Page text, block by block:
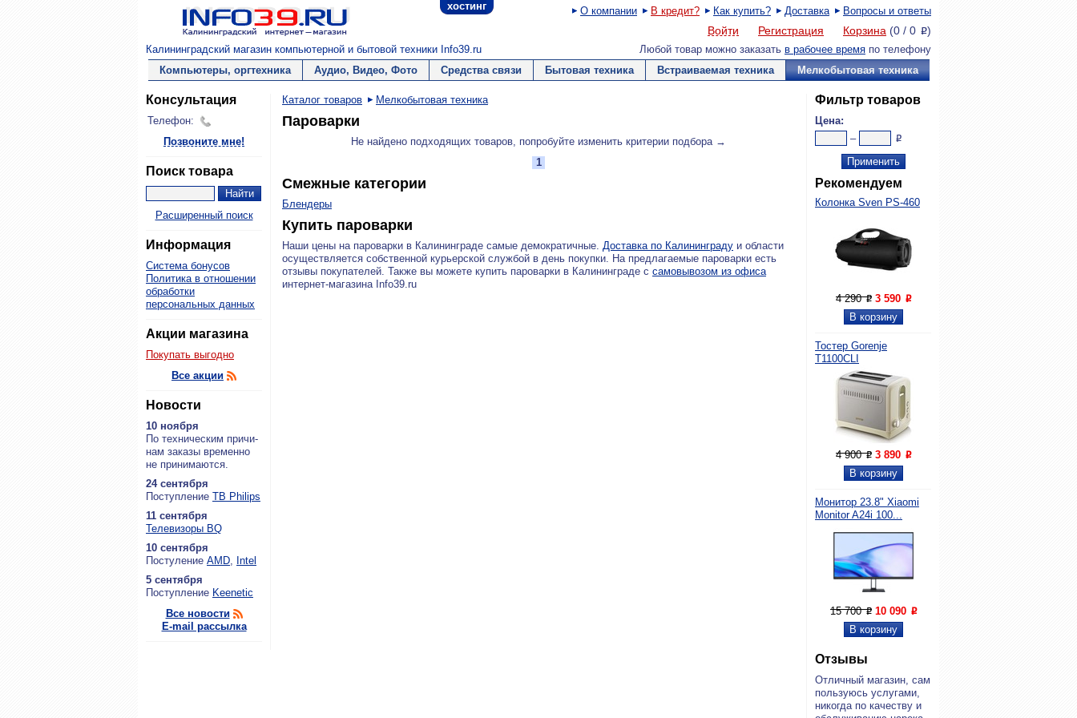
хостинг О компании В кредит? Как купить? Доставка Вопросы и ответы
Войти Регистрация Корзина (0 / 0 P)
Калининградский магазин компьютерной и бытовой техники Info39.ru Любой товар можно заказать в рабочее время по телефону
Компьютеры, оргтехника
Аудио, Видео, Фото Средства связи Бытовая техника Встраиваемая техника Мелкобытовая техника
Консультация
Телефон:
Позвоните мне!
Поиск товара
Расширенный поиск
Информация
Система бонусов
Политика в отношении
обработки
персональных данных
Акции магазина
Покупать выгодно
Все акции
Новости
10 ноября
По тех­ни­че­ским при­чи­
нам за­ка­зы вре­мен­но
не при­ни­ма­ют­ся.
24 сентября
По­ступ­ле­ние ТВ Philips
11 сентября
Теле­ви­зо­ры BQ
10 сентября
По­сту­ле­ние AMD, Intel
5 сентября
По­ступ­ле­ние Keenetic
Все новости
E-mail рассылка
Фильтр товаров
Цена:
–
P
Рекомендуем
Колонка Sven PS-460
4 290P 3 590 P
Тостер Gorenje
T1100CLI
4 900P 3 890 P
Монитор 23.8" Xiaomi
Monitor A24i 100...
15 700P 10 090 P
Отзывы
От­лич­ный ма­га­зин, сам
поль­зу­юсь услу­га­ми,
ни­ко­гда по ка­че­ству и
Каталог товаров Мелкобытовая техника
Пароварки
Не найдено подходящих товаров, попробуйте изменить критерии подбора →
1
Смежные категории
Блендеры
Купить пароварки
Наши цены на пароварки в Калининграде самые демократичные. Доставка по Калининграду и области
осуществляется собственной курьерской службой в день покупки. На предлагаемые пароварки есть
отзывы покупателей. Также вы можете купить пароварки в Калининграде с самовывозом из офиса
интернет-магазина Info39.ru